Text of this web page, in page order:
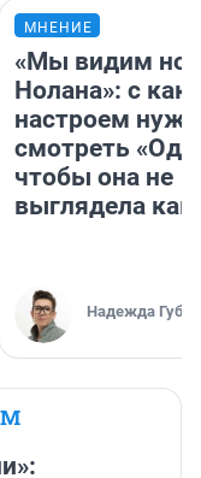
МНЕНИЕ
«Мы видим
Нолана»: с
настроем
смотреть
чтобы она не
выглядела как
Надежда